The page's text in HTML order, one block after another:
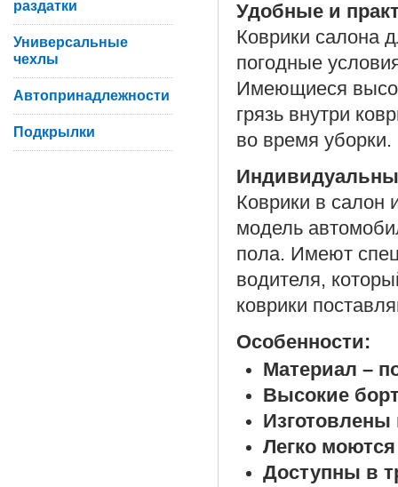
Удобные и
Коврики салона
погодные
Имеющиеся
грязь внутри
во время уборки.
Коврики в салон
модель
пола. Имеют
водителя,
коврики
Особенности:
Материал –
Высокие
Изготовлены
Легко моются
Доступны в
раздатки
Универсальные
чехлы
Автопринадлежности
Подкрылки